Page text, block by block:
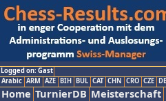
Logged on: Gast
Arabic ARM AZE BIH BUL CAT CHN CRO CZE
Home TurnierDB Meisterschaft